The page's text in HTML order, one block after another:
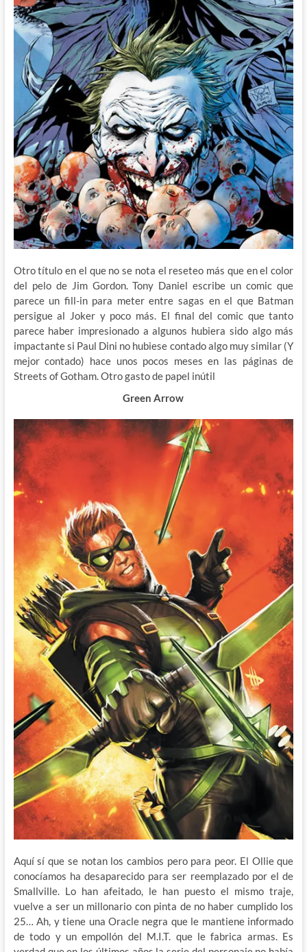
Otro título en el que no se nota el reseteo más que en el color
del pelo de Jim Gordon. Tony Daniel escribe un comic que
parece un fill-in para meter entre sagas en el que Batman
persigue al Joker y poco más. El final del comic que tanto
parece haber impresionado a algunos hubiera sido algo más
impactante si Paul Dini no hubiese contado algo muy similar (Y
mejor contado) hace unos pocos meses en las páginas de
Streets of Gotham. Otro gasto de papel inútil
Green Arrow
Aquí sí que se notan los cambios pero para peor. El Ollie que
conocíamos ha desaparecido para ser reemplazado por el de
Smallville. Lo han afeitado, le han puesto el mismo traje,
vuelve a ser un millonario con pinta de no haber cumplido los
25… Ah, y tiene una Oracle negra que le mantiene informado
de todo y un empollón del M.I.T. que le fabrica armas. Es